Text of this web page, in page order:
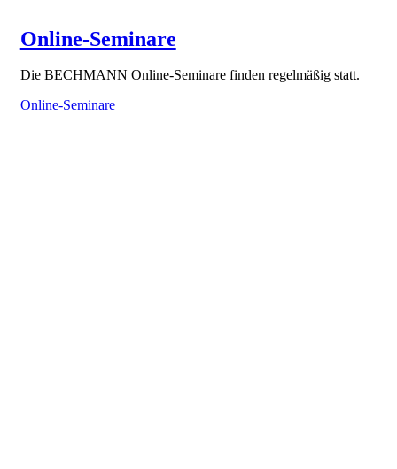
Online-Seminare
Die BECHMANN Online-Seminare finden regelmäßig statt.
Online-Seminare